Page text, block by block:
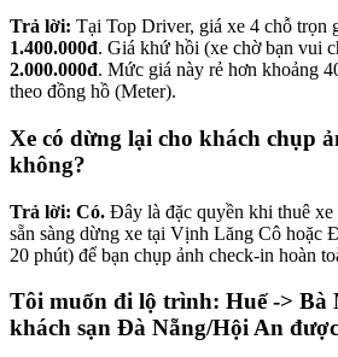
Trả lời: Tại Top Driver, giá xe 4 chỗ trọn
1.400.000đ. Giá khứ hồi (xe chờ bạn vui
2.000.000đ. Mức giá này rẻ hơn khoảng
theo đồng hồ (Meter).
Xe có dừng lại cho khách chụp
không?
Trả lời: Có. Đây là đặc quyền khi thuê
sẵn sàng dừng xe tại Vịnh Lăng Cô hoặc
20 phút) để bạn chụp ảnh check-in hoàn
Tôi muốn đi lộ trình: Huế -> Bà
khách sạn Đà Nẵng/Hội An